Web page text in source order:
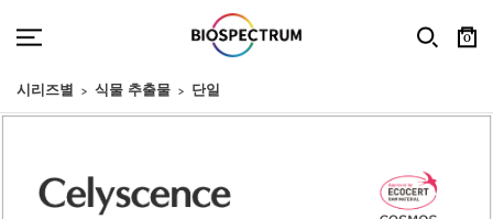
0
시리즈별 식물 추출물 단일